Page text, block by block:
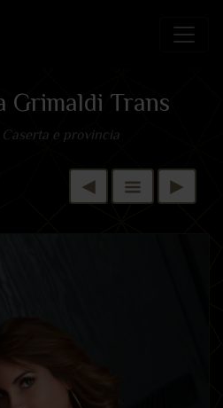
Grimaldi Trans
Caserta e provincia